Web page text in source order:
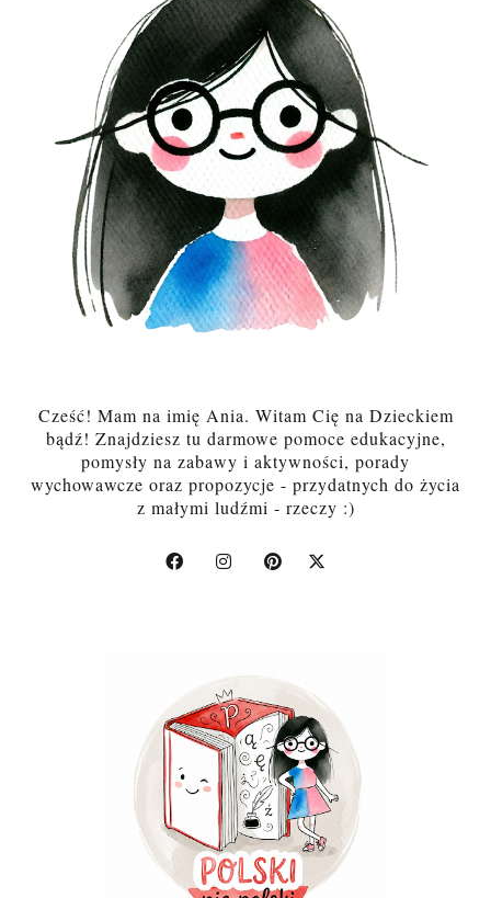
Cześć! Mam na imię Ania. Witam Cię na Dzieckiem
bądź! Znajdziesz tu darmowe pomoce edukacyjne,
pomysły na zabawy i aktywności, porady
wychowawcze oraz propozycje - przydatnych do życia
z małymi ludźmi - rzeczy :)